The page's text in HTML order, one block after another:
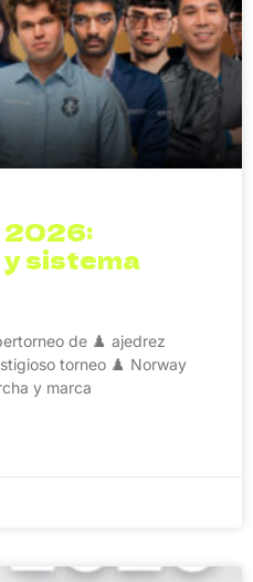
2026:
sistema
de ♟️ ajedrez
torneo ♟️ Norway
y marca